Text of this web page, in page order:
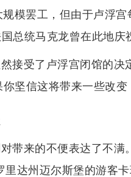
模罢工，但由于卢浮
总统马克龙曾在此地庆
接受了卢浮宫闭馆的
坚信这将带来一些改
带来的不便表达了不满
达州迈尔斯堡的游客